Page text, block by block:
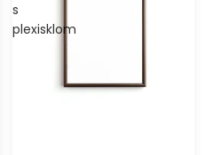
s
plexisklom